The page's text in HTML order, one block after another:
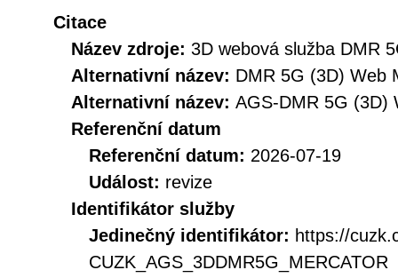
Citace
Název zdroje: 3D webová služba DMR
Alternativní název: DMR 5G (3D) Web
Alternativní název: AGS-DMR 5G (3D)
Referenční datum
Referenční datum: 2026-07-19
Událost: revize
Identifikátor služby
Jedinečný identifikátor: https://
CUZK_AGS_3DDMR5G_MERCATOR